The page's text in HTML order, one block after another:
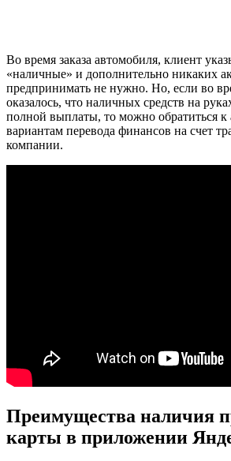
Во время заказа автомобиля, клиент
«наличные» и дополнительно никаких
предпринимать не нужно. Но, если во
оказалось, что наличных средств на
полной выплаты, то можно обратиться к
вариантам перевода финансов на счет
компании.
Преимущества наличия
карты в приложении